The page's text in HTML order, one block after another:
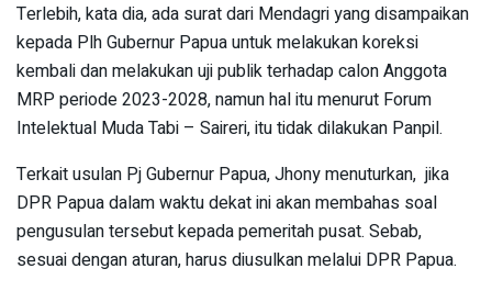
Terlebih, kata dia, ada surat dari Mendagri yang disampaikan
kepada Plh Gubernur Papua untuk melakukan koreksi
kembali dan melakukan uji publik terhadap calon Anggota
MRP periode 2023-2028, namun hal itu menurut Forum
Intelektual Muda Tabi – Saireri, itu tidak dilakukan Panpil.
Terkait usulan Pj Gubernur Papua, Jhony menuturkan, jika
DPR Papua dalam waktu dekat ini akan membahas soal
pengusulan tersebut kepada pemeritah pusat. Sebab,
sesuai dengan aturan, harus diusulkan melalui DPR Papua.